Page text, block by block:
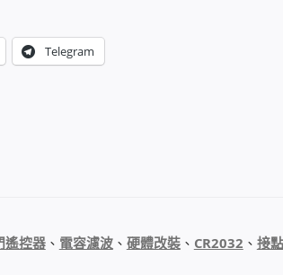
Telegram
遙控器、 電容濾波、 硬體改裝、 CR2032 、 接